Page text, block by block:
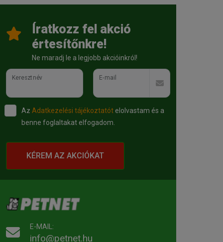
Íratkozz fel akció
értesítőnkre!
Ne maradj le a legjobb akcióinkról!
Keresztnév E-mail
Az Adatkezelési tájékoztatót elolvastam és a
benne foglaltakat elfogadom.
KÉREM AZ AKCIÓKAT
E-MAIL:
info@petnet.hu